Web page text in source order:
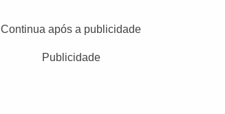
Continua após a publicidade
Publicidade